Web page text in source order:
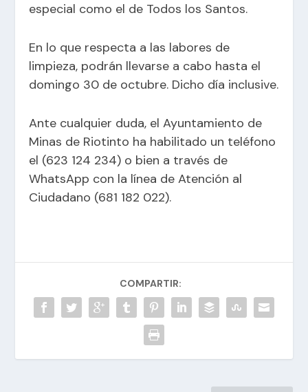
especial como el de Todos los Santos.
En lo que respecta a las labores de
limpieza, podrán llevarse a cabo hasta el
domingo 30 de octubre. Dicho día inclusive.
Ante cualquier duda, el Ayuntamiento de
Minas de Riotinto ha habilitado un teléfono
el (623 124 234) o bien a través de
WhatsApp con la línea de Atención al
Ciudadano (681 182 022).
COMPARTIR: